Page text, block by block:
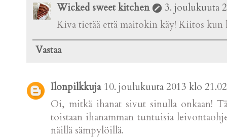
Wicked sweet kitchen
3. joulukuuta
Kiva tietää että maitokin käy! Kiitos kun
Vastaa
Ilonpilkkuja 10. joulukuuta 2013 klo 21.02
Oi, mitkä ihanat sivut sinulla onkaan!
toistaan ihanamman tuntuisia
näillä sämpylöillä.